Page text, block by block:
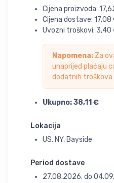
Cijena proizvoda:
Cijena dostave: 17,08
Uvozni troškovi: 3,40
Napomena: Za
unaprijed plaćaju
dodatnih troškova
Ukupno:38,11 €
Lokacija
US, NY, Bayside
Period dostave
27.08.2026. do